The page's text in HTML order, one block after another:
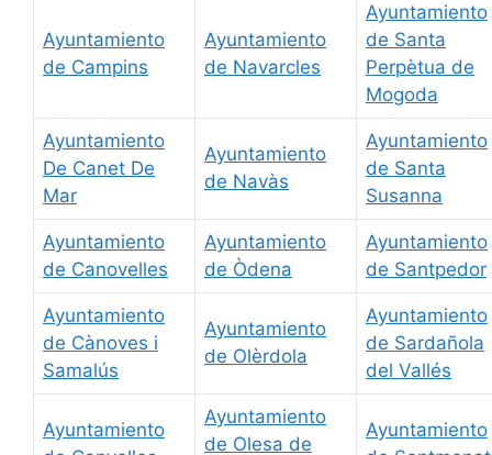
Ayuntamiento
de Campins
Ayuntamiento
de Navarcles
Ayuntamiento
de Santa
Perpètua de
Mogoda
Ayuntamiento
De Canet De
Mar
Ayuntamiento
de Navàs
Ayuntamiento
de Santa
Susanna
Ayuntamiento
de Canovelles
Ayuntamiento
de Òdena
Ayuntamiento
de Santpedor
Ayuntamiento
de Cànoves i
Samalús
Ayuntamiento
de Olèrdola
Ayuntamiento
de Sardañola
del Vallés
Ayuntamiento
Ayuntamiento
de Olesa de
Ayuntamiento